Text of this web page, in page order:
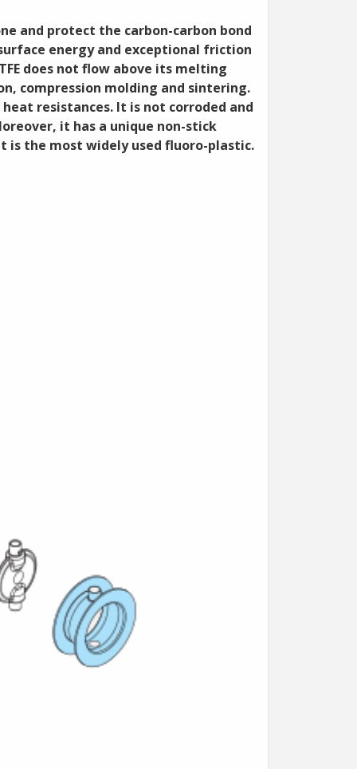
and protect the carbon-carbon bond
energy and exceptional friction
does not flow above its melting
compression molding and sintering.
resistances. It is not corroded and
it has a unique non-stick
the most widely used fluoro-plastic.